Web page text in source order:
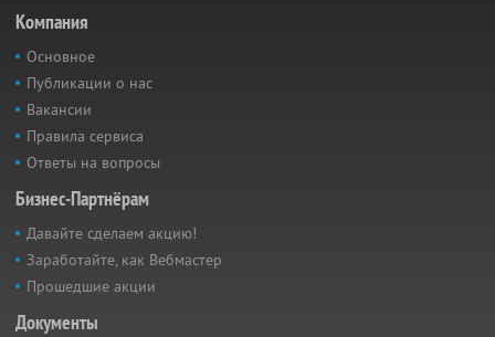
Компания
Основное
Публикации о нас
Вакансии
Правила сервиса
Ответы на вопросы
Бизнес-Партнёрам
Давайте сделаем акцию!
Заработайте, как Вебмастер
Прошедшие акции
Документы